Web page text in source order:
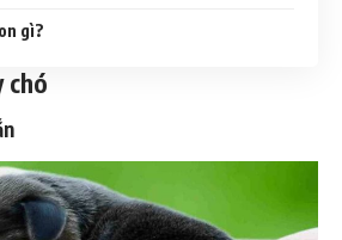
gì?
chó